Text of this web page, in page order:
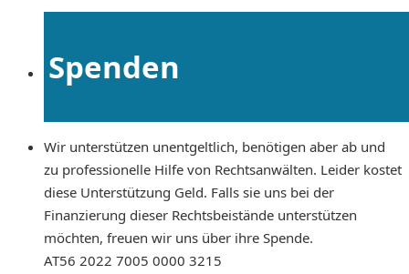
Spenden
Wir unterstützen unentgeltlich, benötigen aber ab und
zu professionelle Hilfe von Rechtsanwälten. Leider kostet
diese Unterstützung Geld. Falls sie uns bei der
Finanzierung dieser Rechtsbeistände unterstützen
möchten, freuen wir uns über ihre Spende.
AT56 2022 7005 0000 3215